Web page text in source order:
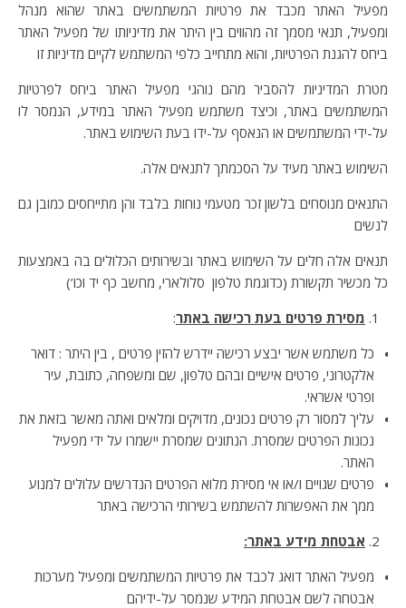
מפעיל האתר מכבד את פרטיות המשתמשים באתר שהוא מנהל
ומפעיל, תנאי מסמך זה מהווים בין היתר את מדיניותו של מפעיל האתר
ביחס להגנת הפרטיות, והוא מתחייב כלפי המשתמש לקיים מדיניות זו
מטרת המדיניות להסביר מהם נוהגי מפעיל האתר ביחס לפרטיות
המשתמשים באתר, וכיצד משתמש מפעיל האתר במידע, הנמסר לו
על-ידי המשתמשים או הנאסף על-ידו בעת השימוש באתר.
השימוש באתר מעיד על הסכמתך לתנאים אלה.
התנאים מנוסחים בלשון זכר מטעמי נוחות בלבד והן מתייחסים כמובן גם
לנשים
תנאים אלה חלים על השימוש באתר ובשירותים הכלולים בה באמצעות
כל מכשיר תקשורת (כדוגמת טלפון סלולארי, מחשב כף יד וכו’)
מסירת פרטים בעת רכישה באתר:
כל משתמש אשר יבצע רכישה יידרש להזין פרטים , בין היתר : דואר
אלקטרוני, פרטים אישיים ובהם טלפון, שם ומשפחה, כתובת, עיר
ופרטי אשראי.
עליך למסור רק פרטים נכונים, מדויקים ומלאים ואתה מאשר בזאת את
נכונות הפרטים שמסרת. הנתונים שמסרת יישמרו על ידי מפעיל
האתר.
פרטים שגויים ו/או אי מסירת מלוא הפרטים הנדרשים עלולים למנוע
ממך את האפשרות להשתמש בשירותי הרכישה באתר
אבטחת מידע באתר:
מפעיל האתר דואג לכבד את פרטיות המשתמשים ומפעיל מערכות
אבטחה לשם אבטחת המידע שנמסר על-ידיהם